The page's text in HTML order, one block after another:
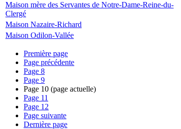
Maison mère des Servantes de Notre-Dame-Reine-du-
Clergé
Maison Nazaire-Richard
Maison Odilon-Vallée
Première page
Page précédente
Page 8
Page 9
Page 10 (page actuelle)
Page 11
Page 12
Page suivante
Dernière page